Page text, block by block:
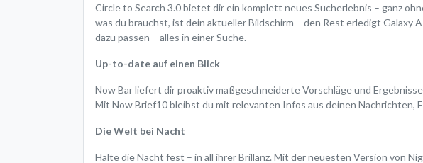
Circle to Search 3.0 bietet dir ein komplett neues Sucherlebnis – ganz
was du brauchst, ist dein aktueller Bildschirm – den Rest erledigt
dazu passen – alles in einer Suche.
Up-to-date auf einen Blick
Now Bar liefert dir proaktiv maßgeschneiderte Vorschläge und
Mit Now Brief10 bleibst du mit relevanten Infos aus deinen Nachrichten,
Die Welt bei Nacht
Halte die Nacht fest – in all ihrer Brillanz. Mit der neuesten Version von